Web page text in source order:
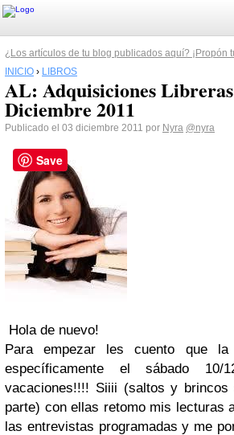
¿Los artículos de tu blog publicados aquí? ¡Propón
INICIO › LIBROS
AL: Adquisiciones
Diciembre 2011
Publicado el 03 diciembre 2011 por Nyra @nyra
Hola de nuevo!
Para empezar les cuento que la
específicamente el sábado 10/
vacaciones!!!! Siiii (saltos y brincos
parte) con ellas retomo mis lecturas
las entrevistas programadas y me
Save